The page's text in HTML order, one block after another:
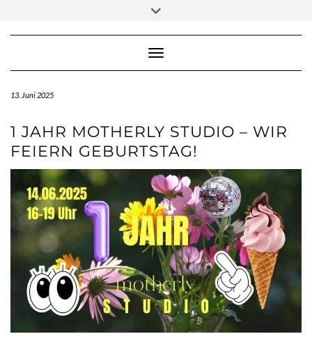
Toggle Navigation
13. Juni 2025
1 JAHR MOTHERLY STUDIO – WIR
FEIERN GEBURTSTAG!